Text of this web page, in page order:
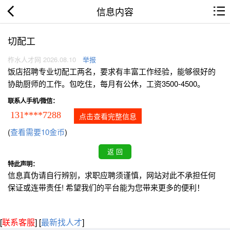
信息内容
切配工
柞水人才网 2026.08.10 举报
饭店招聘专业切配工两名，要求有丰富工作经验，能够很好的
协助厨师的工作。包吃住，每月有公休，工资3500-4500。
联系人手机/微信：
131****7288 点击查看完整信息
(查看需要10金币)
特此声明：
信息真伪请自行辨别，求职应聘须谨慎，网站对此不承担任何
保证或连带责任! 希望我们的平台能为您带来更多的便利！
[联系客服] [最新找人才]